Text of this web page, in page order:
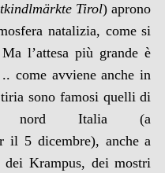
Tirol) aprono
natalizia, come si
l’attesa più grande è
come avviene anche in
sono famosi quelli di
Italia (a
il 5 dicembre), anche a
Krampus, dei mostri